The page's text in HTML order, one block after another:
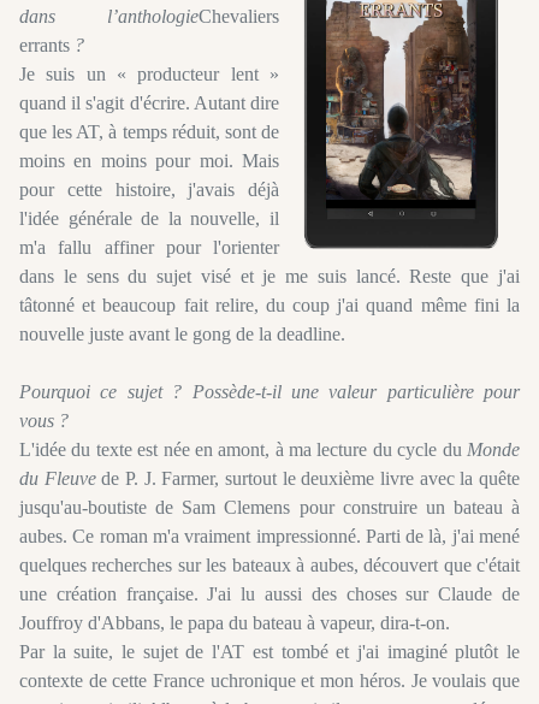
dans l’anthologieChevaliers
errants ?
Je suis un « producteur lent »
quand il s'agit d'écrire. Autant dire
que les AT, à temps réduit, sont de
moins en moins pour moi. Mais
pour cette histoire, j'avais déjà
l'idée générale de la nouvelle, il
m'a fallu affiner pour l'orienter
dans le sens du sujet visé et je me suis lancé. Reste que j'ai
tâtonné et beaucoup fait relire, du coup j'ai quand même fini la
nouvelle juste avant le gong de la deadline.
Pourquoi ce sujet ? Possède-t-il une valeur particulière pour
vous ?
L'idée du texte est née en amont, à ma lecture du cycle du Monde
du Fleuvede P. J. Farmer, surtout le deuxième livre avec la quête
jusqu'au-boutiste de Sam Clemens pour construire un bateau à
aubes. Ce roman m'a vraiment impressionné. Parti de là, j'ai mené
quelques recherches sur les bateaux à aubes, découvert que c'était
une création française. J'ai lu aussi des choses sur Claude de
Jouffroy d'Abbans, le papa du bateau à vapeur, dira-t-on.
Par la suite, le sujet de l'AT est tombé et j'ai imaginé plutôt le
contexte de cette France uchronique et mon héros. Je voulais que